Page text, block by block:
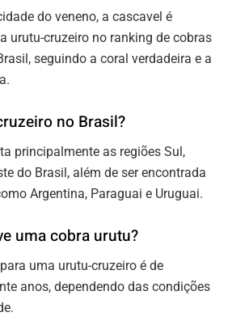
do veneno, a cascavel é
urutu-cruzeiro no ranking de cobras
seguindo a coral verdadeira e a
no Brasil?
principalmente as regiões Sul,
do Brasil, além de ser encontrada
Argentina, Paraguai e Uruguai.
uma cobra urutu?
uma urutu-cruzeiro é de
anos, dependendo das condições